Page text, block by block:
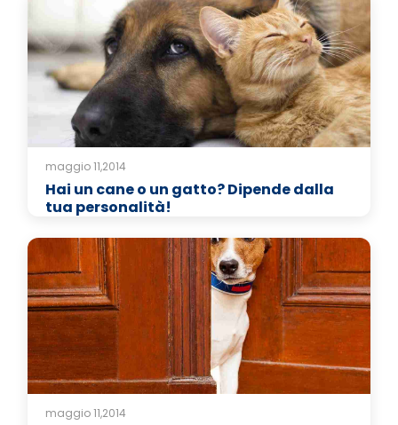
maggio 11,2014
Hai un cane o un gatto? Dipende dalla
tua personalità!
maggio 11,2014